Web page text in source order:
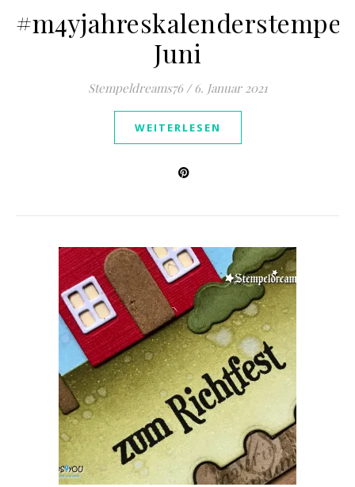
Juni
Stempeldreams76 / 6. Januar 2021
WEITERLESEN